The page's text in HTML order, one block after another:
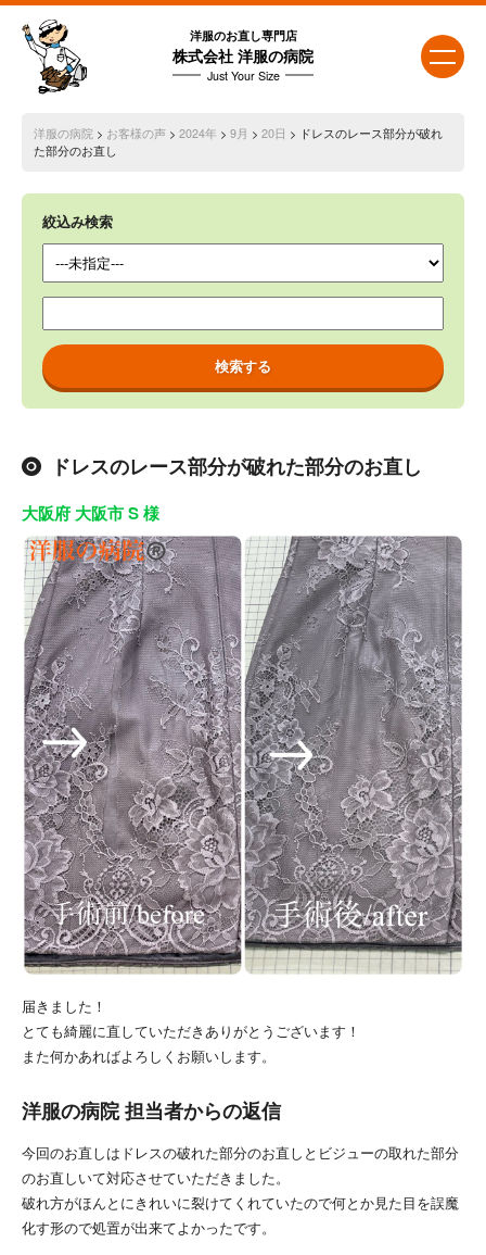
洋服のお直し専門店
株式会社 洋服の病院
Just Your Size
洋服の病院 > お客様の声> 2024年 > 9月 > 20日 > ドレスのレース部分が破れ
た部分のお直し
絞込み検索
ドレスのレース部分が破れた部分のお直し
大阪府 大阪市 S 様
届きました！
とても綺麗に直していただきありがとうございます！
また何かあればよろしくお願いします。
洋服の病院 担当者からの返信
今回のお直しはドレスの破れた部分のお直しとビジューの取れた部分
のお直しいて対応させていただきました。
破れ方がほんとにきれいに裂けてくれていたので何とか見た目を誤魔
化す形ので処置が出来てよかったです。